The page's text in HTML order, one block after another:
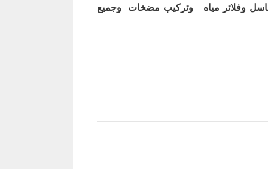
وفلاتر مياه وتركيب مضخات وجميع